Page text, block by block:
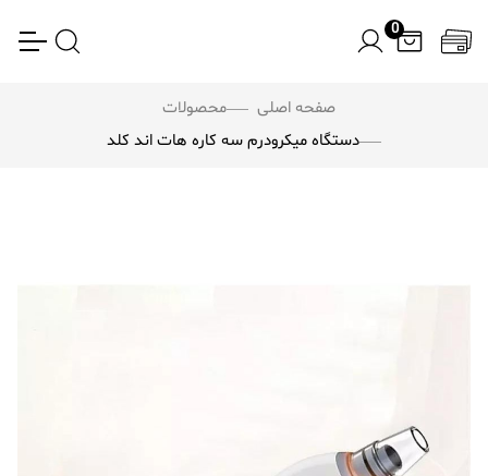
0
صفحه اصلی
محصولات
دستگاه میکرودرم سه کاره هات اند کلد